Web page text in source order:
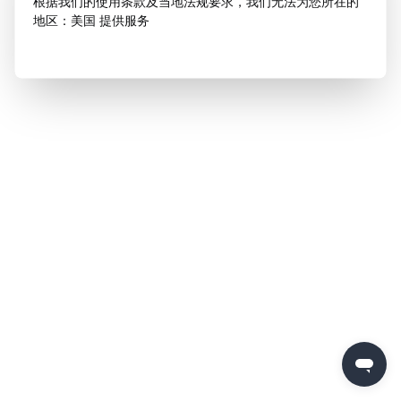
地区：美国 提供服务